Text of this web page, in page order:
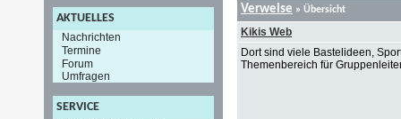
AKTUELLES
Nachrichten
Termine
Forum
Umfragen
SERVICE
Verweise » Übersicht
Kikis Web
Dort sind viele Bastelideen,
Themenbereich für